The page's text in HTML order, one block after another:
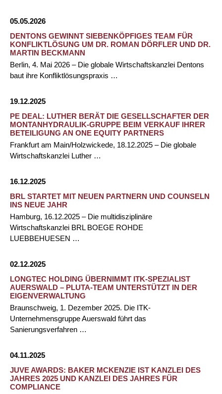
05.05.2026
DENTONS GEWINNT SIEBENKÖPFIGES TEAM FÜR
KONFLIKTLÖSUNG UM DR. ROMAN DÖRFLER UND DR.
MARTIN BECKMANN
Berlin, 4. Mai 2026 – Die globale Wirtschaftskanzlei Dentons
baut ihre Konfliktlösungspraxis …
19.12.2025
PE DEAL: LUTHER BERÄT DIE GESELLSCHAFTER DER
MONTANHYDRAULIK-GRUPPE BEIM VERKAUF IHRER
BETEILIGUNG AN ONE EQUITY PARTNERS
Frankfurt am Main/Holzwickede, 18.12.2025 – Die globale
Wirtschaftskanzlei Luther …
16.12.2025
BRL STARTET MIT NEUEN PARTNERN UND COUNSELN
INS NEUE JAHR
Hamburg, 16.12.2025 – Die multidisziplinäre
Wirtschaftskanzlei BRL BOEGE ROHDE
LUEBBEHUESEN …
02.12.2025
LONGTEC HOLDING ÜBERNIMMT ITK-SPEZIALIST
AUERSWALD – PLUTA-TEAM UNTERSTÜTZT IN DER
EIGENVERWALTUNG
Braunschweig, 1. Dezember 2025. Die ITK-
Unternehmensgruppe Auerswald führt das
Sanierungsverfahren …
04.11.2025
JUVE AWARDS: BAKER MCKENZIE IST KANZLEI DES
JAHRES 2025 UND KANZLEI DES JAHRES FÜR
COMPLIANCE